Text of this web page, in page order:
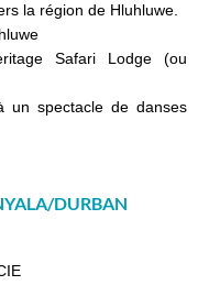
la région de Hluhluwe.
Safari Lodge (ou
un spectacle de danses
DURBAN